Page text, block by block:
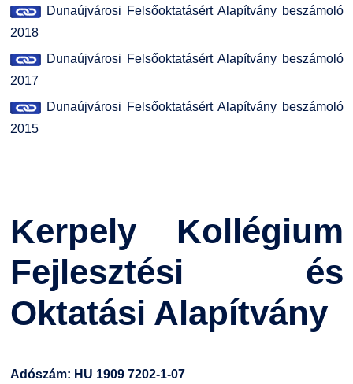
Dunaújvárosi Felsőoktatásért Alapítvány beszámoló
2018
Dunaújvárosi Felsőoktatásért Alapítvány beszámoló
2017
Dunaújvárosi Felsőoktatásért Alapítvány beszámoló
2015
Kerpely Kollégium
Fejlesztési és
Oktatási Alapítvány
Adószám: HU 1909 7202-1-07